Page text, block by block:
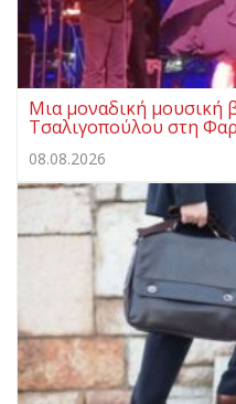
Μια μοναδική μουσική
Τσαλιγοπούλου στη
08.08.2026